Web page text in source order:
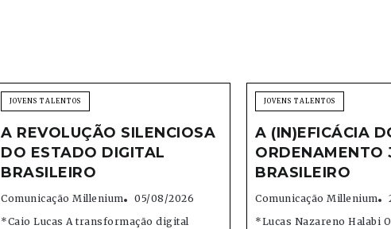
JOVENS TALENTOS
A REVOLUÇÃO SILENCIOSA
DO ESTADO DIGITAL
BRASILEIRO
Comunicação Millenium
05/08/2026
*Caio Lucas A transformação digital
JOVENS TALENTOS
A (IN)EFICÁCIA
ORDENAMENTO
BRASILEIRO
Comunicação Millenium
*Lucas Nazareno Halabi